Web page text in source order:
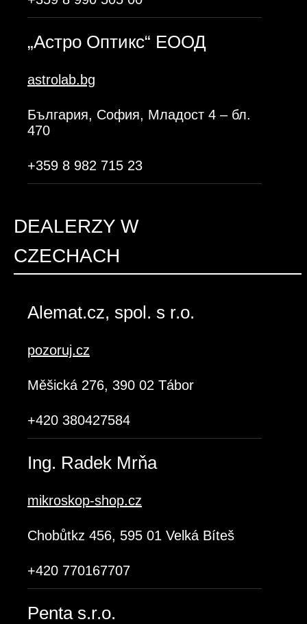
„Астро Оптикс“ ЕООД
astrolab.bg
България, София, Младост 4 – бл.
470
+359 8 982 715 23
DEALERZY W
CZECHACH
Alemat.cz, spol. s r.o.
pozoruj.cz
Měšická 276, 390 02 Tábor
+420 380427584
Ing. Radek Mrňa
mikroskop-shop.cz
Chobůtkz 456, 595 01 Velká Bíteš
+420 770167707
Penta s.r.o.